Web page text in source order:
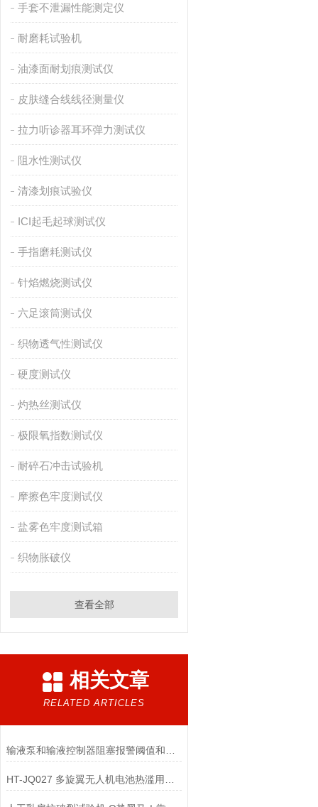
手套不泄漏性能测定仪
耐磨耗试验机
油漆面耐划痕测试仪
皮肤缝合线线径测量仪
拉力听诊器耳环弹力测试仪
阻水性测试仪
清漆划痕试验仪
ICI起毛起球测试仪
手指磨耗测试仪
针焰燃烧测试仪
六足滚筒测试仪
织物透气性测试仪
硬度测试仪
灼热丝测试仪
极限氧指数测试仪
耐碎石冲击试验机
摩擦色牢度测试仪
盐雾色牢度测试箱
织物胀破仪
查看全部
相关文章
RELATED ARTICLES